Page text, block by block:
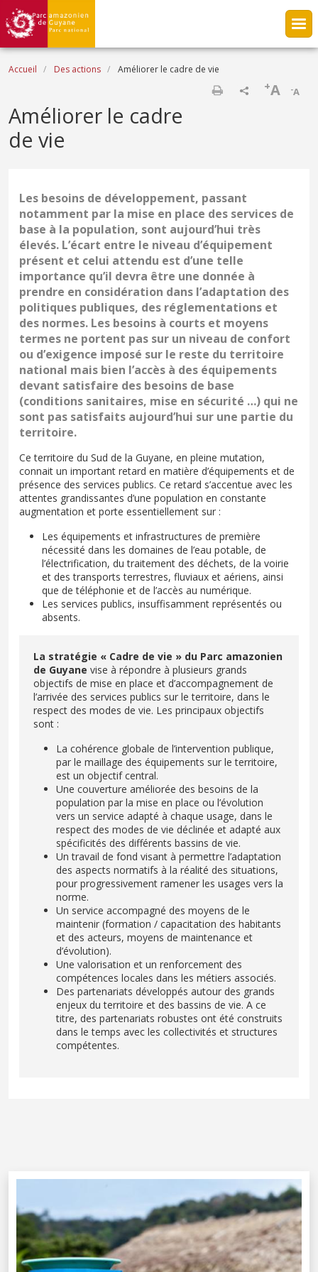
Aller au contenu principal
Fil d'Ariane
Accueil Des actions Améliorer le cadre de vie
-A
+A
Améliorer le cadre
de vie
Les besoins de développement, passant
notamment par la mise en place des services de
base à la population, sont aujourd’hui très
élevés. L’écart entre le niveau d’équipement
présent et celui attendu est d’une telle
importance qu’il devra être une donnée à
prendre en considération dans l’adaptation des
politiques publiques, des réglementations et
des normes. Les besoins à courts et moyens
termes ne portent pas sur un niveau de confort
ou d’exigence imposé sur le reste du territoire
national mais bien l’accès à des équipements
devant satisfaire des besoins de base
(conditions sanitaires, mise en sécurité …) qui ne
sont pas satisfaits aujourd’hui sur une partie du
territoire.
Ce territoire du Sud de la Guyane, en pleine mutation,
connait un important retard en matière d’équipements et de
présence des services publics. Ce retard s’accentue avec les
attentes grandissantes d’une population en constante
augmentation et porte essentiellement sur :
Les équipements et infrastructures de première
nécessité dans les domaines de l’eau potable, de
l’électrification, du traitement des déchets, de la voirie
et des transports terrestres, fluviaux et aériens, ainsi
que de téléphonie et de l’accès au numérique.
Les services publics, insuffisamment représentés ou
absents.
La stratégie « Cadre de vie » du Parc amazonien
de Guyane vise à répondre à plusieurs grands
objectifs de mise en place et d’accompagnement de
l’arrivée des services publics sur le territoire, dans le
respect des modes de vie. Les principaux objectifs
sont :
La cohérence globale de l’intervention publique,
par le maillage des équipements sur le territoire,
est un objectif central.
Une couverture améliorée des besoins de la
population par la mise en place ou l’évolution
vers un service adapté à chaque usage, dans le
respect des modes de vie déclinée et adapté aux
spécificités des différents bassins de vie.
Un travail de fond visant à permettre l’adaptation
des aspects normatifs à la réalité des situations,
pour progressivement ramener les usages vers la
norme.
Un service accompagné des moyens de le
maintenir (formation / capacitation des habitants
et des acteurs, moyens de maintenance et
d’évolution).
Une valorisation et un renforcement des
compétences locales dans les métiers associés.
Des partenariats développés autour des grands
enjeux du territoire et des bassins de vie. A ce
titre, des partenariats robustes ont été construits
dans le temps avec les collectivités et structures
compétentes.